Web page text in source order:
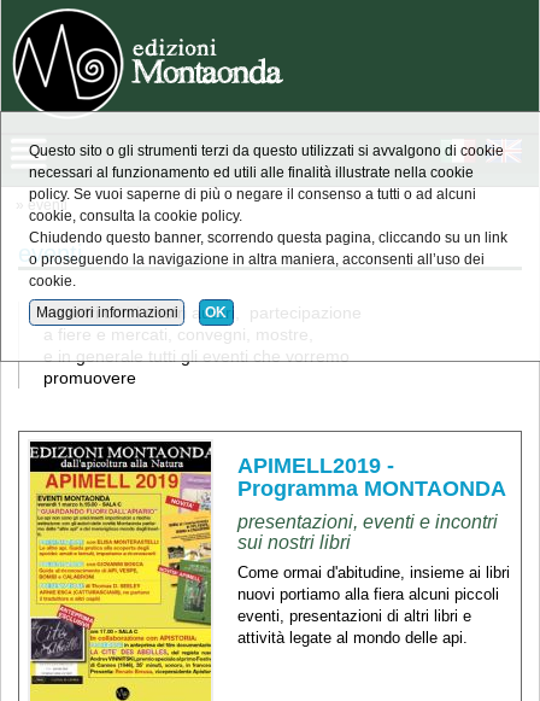
» eventi
eventi
incontri con i nostri autori, partecipazione
a fiere e mercati, convegni, mostre,
e in generale tutti gli eventi che vorremo
promuovere
APIMELL2019 -
Programma MONTAONDA
presentazioni, eventi e incontri
sui nostri libri
Come ormai d'abitudine, insieme ai libri
nuovi portiamo alla fiera alcuni piccoli
eventi, presentazioni di altri libri e
attività legate al mondo delle api.
Questo sito o gli strumenti terzi da questo utilizzati si avvalgono di cookie
necessari al funzionamento ed utili alle finalità illustrate nella cookie
policy. Se vuoi saperne di più o negare il consenso a tutti o ad alcuni
cookie, consulta la cookie policy.
Chiudendo questo banner, scorrendo questa pagina, cliccando su un link
o proseguendo la navigazione in altra maniera, acconsenti all’uso dei
cookie.
Maggiori informazioni OK